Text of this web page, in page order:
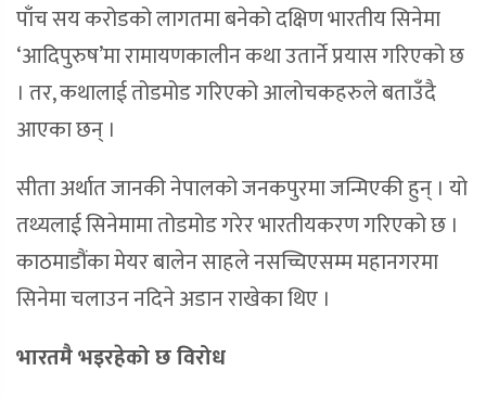
पाँच सय करोडको लागतमा बनेको दक्षिण भारतीय सिनेमा
‘आदिपुरुष’मा रामायणकालीन कथा उतार्ने प्रयास गरिएको छ
। तर, कथालाई तोडमोड गरिएको आलोचकहरुले बताउँदै
आएका छन् ।
सीता अर्थात जानकी नेपालको जनकपुरमा जन्मिएकी हुन् । यो
तथ्यलाई सिनेमामा तोडमोड गरेर भारतीयकरण गरिएको छ ।
काठमाडौंका मेयर बालेन साहले नसच्चिएसम्म महानगरमा
सिनेमा चलाउन नदिने अडान राखेका थिए ।
भारतमै भइरहेको छ विरोध